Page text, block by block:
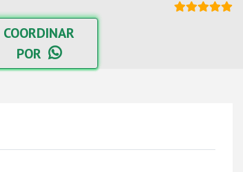
COORDINAR
POR